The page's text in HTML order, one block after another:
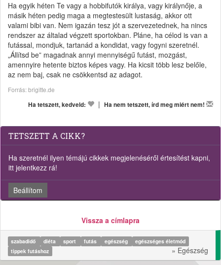
Ha egyik héten Te vagy a hobbifutók királya, vagy királynője, a
másik héten pedig maga a megtestesült lustaság, akkor ott
valami bibi van. Nem igazán tesz jót a szervezetednek, ha nincs
rendszer az általad végzett sportokban. Pláne, ha célod is van a
futással, mondjuk, tartanád a kondidat, vagy fogyni szeretnél.
„Állítsd be” magadnak annyi mennyiségű futást, mozgást,
amennyire hetente biztos képes vagy. Ha kicsit több lesz belőle,
az nem baj, csak ne csökkentsd az adagot.
Forrás: brigitte.de
Ha tetszett, kedveld:
| Ha nem tetszett, írd meg miért nem!
TETSZETT A CIKK?
Ha szeretnél ilyen témájú cikkek megjelenéséről értesítést kapni,
itt jelentkezz rá!
Beállítom
Vissza a címlapra
szabadidő diéta sport futás egészség
egészséges életmód
tippek futáshoz
» Egészség